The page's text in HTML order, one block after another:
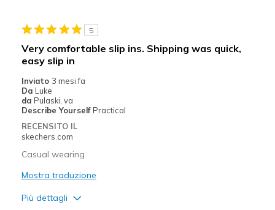
Sizing
Feels true to size
5
Very comfortable slip ins. Shipping was quick,
easy slip in
Inviato 3 mesi fa
Da Luke
da Pulaski, va
Describe Yourself Practical
RECENSITO IL
skechers.com
Casual wearing
Mostra traduzione
Più dettagli